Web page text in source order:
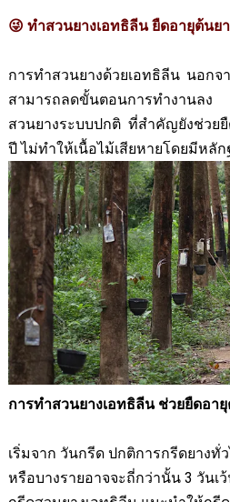
😜 ทำสวนยางเอทธิลีน ยืดอายุต้นยา
การทำสวนยางด้วยเอทธิลีน นอกจ
สามารถลดขั้นตอนการทำงานลง
สวนยางระบบปกติ ที่สำคัญยังช่วย
ปีไม่ทำให้เนื้อไม้เสียหายโดยมีหลั
การทำสวนยางเอทธิลีน ช่วยยืดอายุ
เริ่มจาก วันกรีด ปกติการกรีดยางทั่
หรือบางรายอาจจะถี่กว่านั้น 3 วันเ